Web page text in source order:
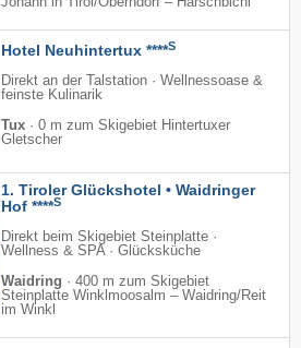
Hotel Neuhintertux ****S
Direkt an der Talstation · Wellnessoase &
feinste Kulinarik
Tux · 0 m zum Skigebiet Hintertuxer
Gletscher
1. Tiroler Glückshotel • Waidringer
Hof ****S
Direkt beim Skigebiet Steinplatte ·
Wellness & SPA · Glücksküche
Waidring · 400 m zum Skigebiet
Steinplatte Winklmoosalm – Waidring/​Reit
im Winkl